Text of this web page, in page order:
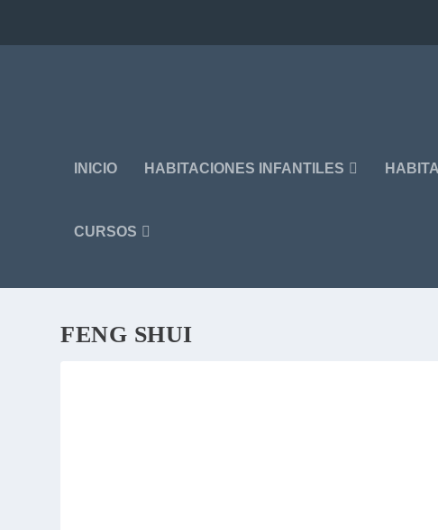
INICIO HABITACIONES INFANTILES
CURSOS
FENG SHUI